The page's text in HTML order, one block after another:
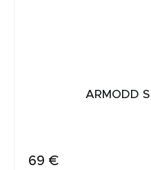
ARMODD
69 €